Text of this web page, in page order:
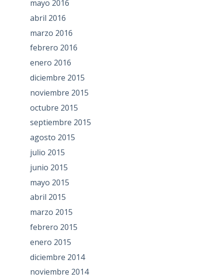
mayo 2016
abril 2016
marzo 2016
febrero 2016
enero 2016
diciembre 2015
noviembre 2015
octubre 2015
septiembre 2015
agosto 2015
julio 2015
junio 2015
mayo 2015
abril 2015
marzo 2015
febrero 2015
enero 2015
diciembre 2014
noviembre 2014